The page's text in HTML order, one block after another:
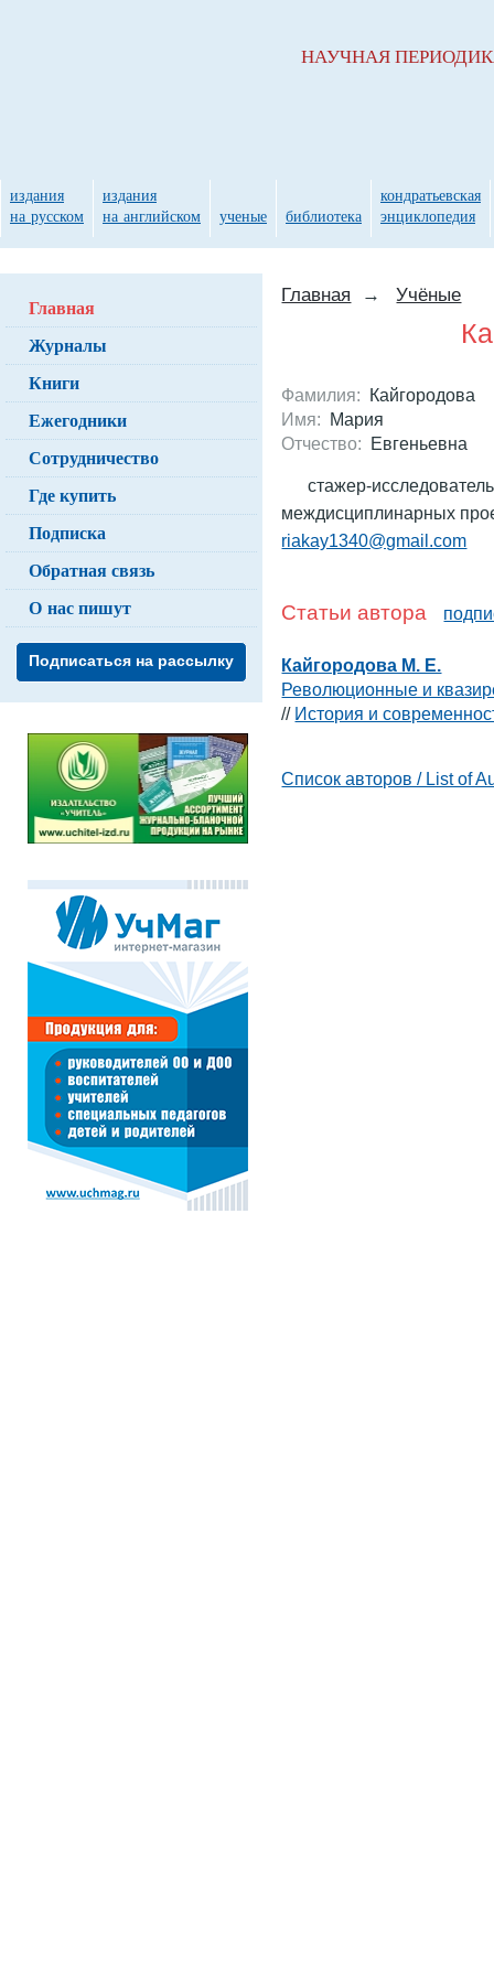
Главная → Учёные
Фамилия: Кайгородова
Имя: Мария
Отчество: Евгеньевна
стажер-
междисциплинарных
riakay1340@gmail.com
Статьи автора
Кайгородова М. Е.
Революционные и
// История и
Список авторов / List of
Главная
Журналы
Книги
Ежегодники
Сотрудничество
Где купить
Подписка
Обратная связь
О нас пишут
Подписаться на рассылку
НАУЧНАЯ
издания
на русском
издания
на английском
ученые библиотека
кондратьевская
энциклопедия